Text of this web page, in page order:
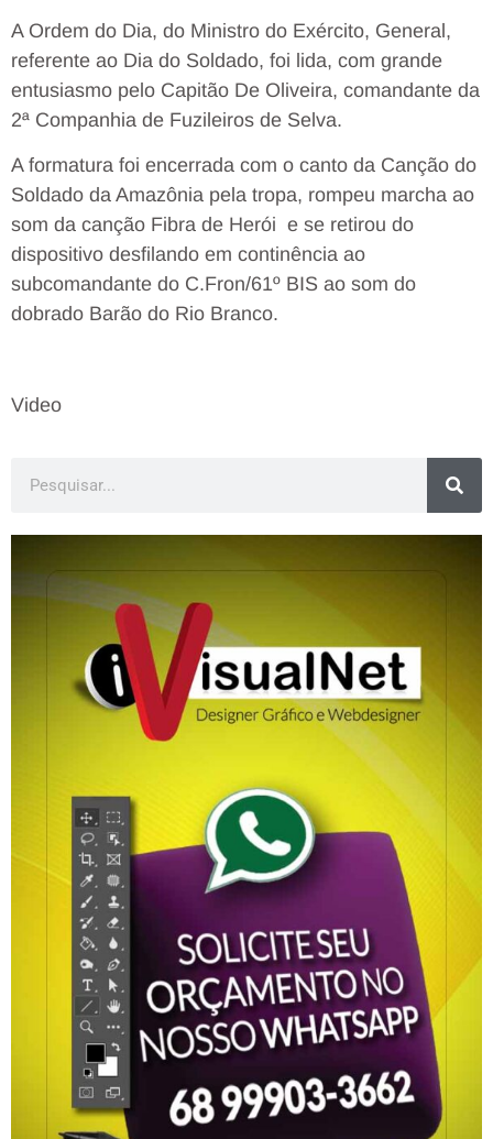
A Ordem do Dia, do Ministro do Exército, General,
referente ao Dia do Soldado, foi lida, com grande
entusiasmo pelo Capitão De Oliveira, comandante da
2ª Companhia de Fuzileiros de Selva.
A formatura foi encerrada com o canto da Canção do
Soldado da Amazônia pela tropa, rompeu marcha ao
som da canção Fibra de Herói e se retirou do
dispositivo desfilando em continência ao
subcomandante do C.Fron/61º BIS ao som do
dobrado Barão do Rio Branco.
Video